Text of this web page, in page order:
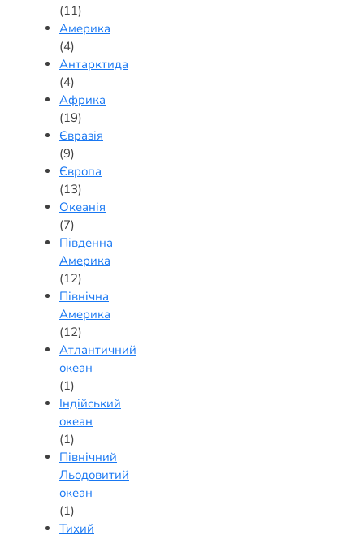
(11)
Америка
(4)
Антарктида
(4)
Африка
(19)
Євразія
(9)
Європа
(13)
Океанія
(7)
Південна
Америка
(12)
Північна
Америка
(12)
Атлантичний
океан
(1)
Індійський
океан
(1)
Північний
Льодовитий
океан
(1)
Тихий